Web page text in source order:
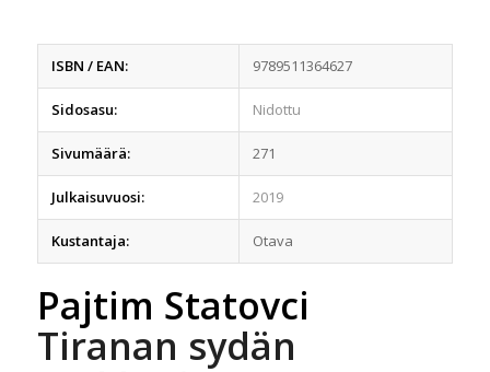
ISBN / EAN: 9789511364627
Sidosasu: Nidottu
Sivumäärä: 271
Julkaisuvuosi: 2019
Kustantaja: Otava
Pajtim Statovci
Tiranan sydän